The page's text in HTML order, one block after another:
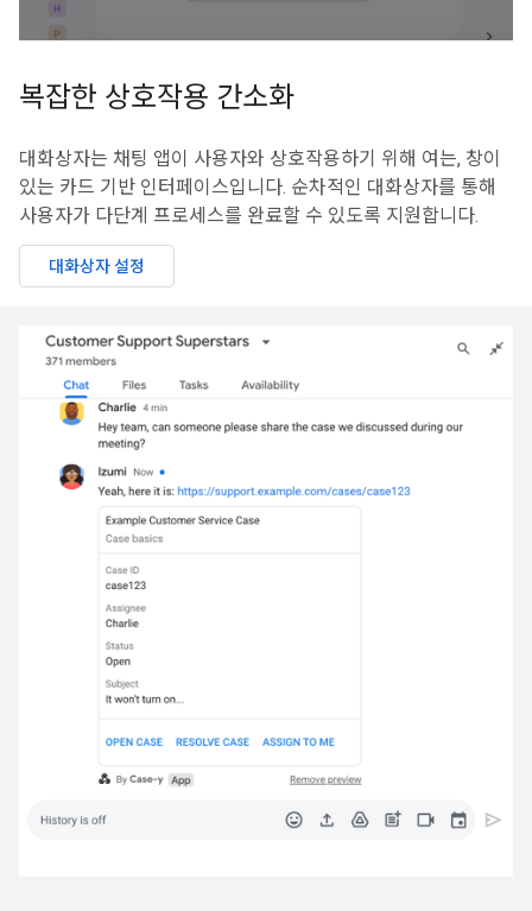
복잡한 상호작용 간소화
대화상자는 채팅 앱이 사용자와 상호작용하기 위해 여는, 창이
있는 카드 기반 인터페이스입니다. 순차적인 대화상자를 통해
사용자가 다단계 프로세스를 완료할 수 있도록 지원합니다.
대화상자 설정